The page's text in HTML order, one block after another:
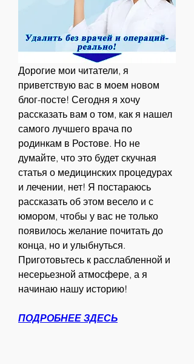
Дорогие мои читатели, я
приветствую вас в моем новом
блог-посте! Сегодня я хочу
рассказать вам о том, как я нашел
самого лучшего врача по
родинкам в Ростове. Но не
думайте, что это будет скучная
статья о медицинских процедурах
и лечении, нет! Я постараюсь
рассказать об этом весело и с
юмором, чтобы у вас не только
появилось желание почитать до
конца, но и улыбнуться.
Приготовьтесь к расслабленной и
несерьезной атмосфере, а я
начинаю нашу историю!
ПОДРОБНЕЕ ЗДЕСЬ